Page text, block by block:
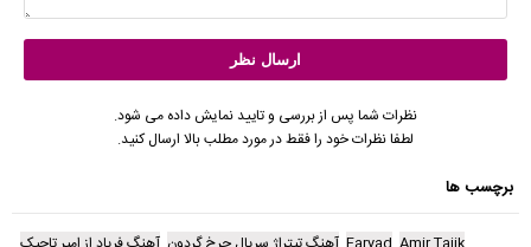
نظرات شما پس از بررسی و تایید نمایش داده می شود.
لطفا نظرات خود را فقط در مورد مطلب بالا ارسال کنید.
برچسب ها